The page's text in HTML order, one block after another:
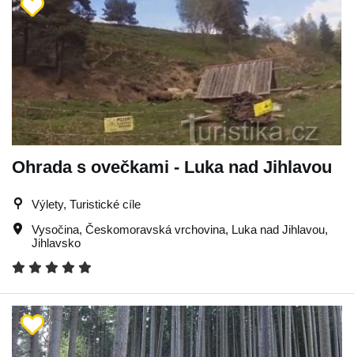
Ohrada s ovečkami - Luka nad Jihlavou
Výlety, Turistické cíle
Vysočina, Českomoravská vrchovina, Luka nad Jihlavou,
Jihlavsko